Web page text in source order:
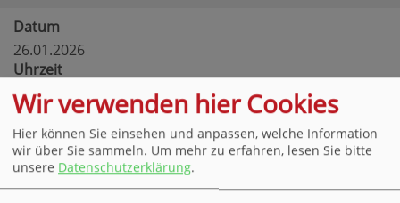
Datum
26.01.2026
Uhrzeit
16:00 - 17:30 Uhr
Ort
VHS, Göttingen, Bahnhofsallee 7
Datum
28.01.2026
Wir verwenden hier Cookies
Hier können Sie einsehen und anpassen, welche Information
wir über Sie sammeln. Um mehr zu erfahren, lesen Sie bitte
unsere Datenschutzerklärung.